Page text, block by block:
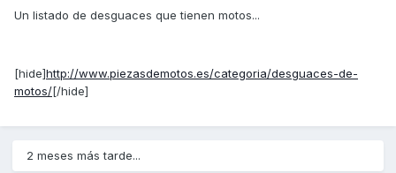
Un listado de desguaces que tienen motos...
[hide]http://www.piezasdemotos.es/categoria/desguaces-de-
motos/[/hide]
2 meses más tarde...